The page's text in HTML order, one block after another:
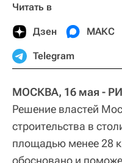
Читать в
Дзен МАКС
Telegram
МОСКВА, 16 мая -
Решение властей
строительства в
площадью менее 28
обосновано и